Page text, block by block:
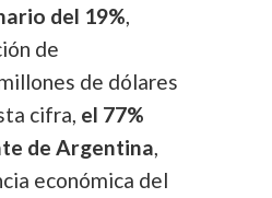
del 19%,
de
de dólares
cifra, el 77%
de Argentina,
económica del